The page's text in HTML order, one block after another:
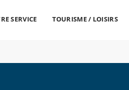
SERVICE TOURISME / LOISIRS